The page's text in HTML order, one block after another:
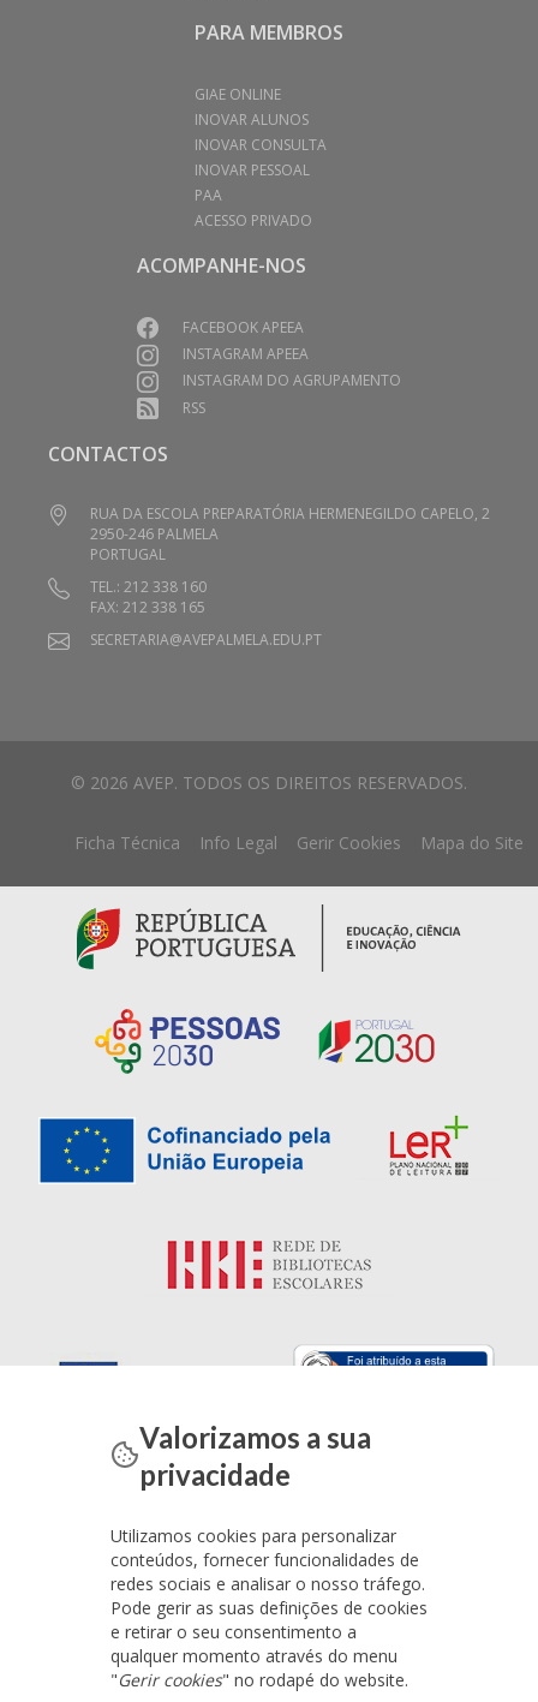
PARA MEMBROS
GIAE ONLINE
INOVAR ALUNOS
INOVAR CONSULTA
INOVAR PESSOAL
PAA
ACESSO PRIVADO
ACOMPANHE-NOS
FACEBOOK APEEA
INSTAGRAM APEEA
INSTAGRAM DO AGRUPAMENTO
RSS
CONTACTOS
RUA DA ESCOLA PREPARATÓRIA HERMENEGILDO CAPELO, 2
2950-246 PALMELA
PORTUGAL
TEL.: 212 338 160
FAX: 212 338 165
SECRETARIA@AVEPALMELA.EDU.PT
© 2026 AVEP. TODOS OS DIREITOS RESERVADOS.
Ficha Técnica Info Legal Gerir Cookies Mapa do Site
Valorizamos a sua
privacidade
Utilizamos cookies para personalizar
conteúdos, fornecer funcionalidades de
redes sociais e analisar o nosso tráfego.
Pode gerir as suas definições de cookies
e retirar o seu consentimento a
qualquer momento através do menu
"Gerir cookies" no rodapé do website.